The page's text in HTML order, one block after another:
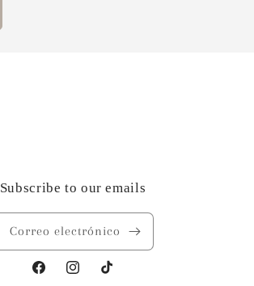
Subscribe to our emails
Correo electrónico
FacebookInstagramTikTok